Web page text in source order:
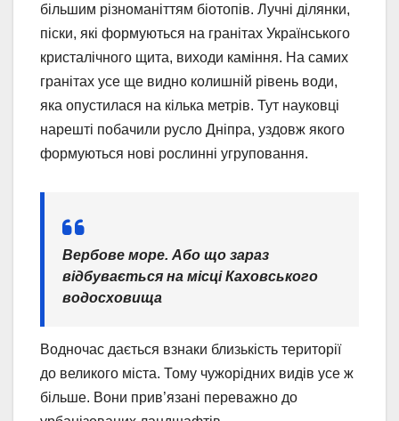
більшим різноманіттям біотопів. Лучні ділянки,
піски, які формуються на гранітах Українського
кристалічного щита, виходи каміння. На самих
гранітах усе ще видно колишній рівень води,
яка опустилася на кілька метрів. Тут науковці
нарешті побачили русло Дніпра, уздовж якого
формуються нові рослинні угруповання.
Вербове море. Або що зараз
відбувається на місці Каховського
водосховища
Водночас дається взнаки близькість території
до великого міста. Тому чужорідних видів усе ж
більше. Вони прив’язані переважно до